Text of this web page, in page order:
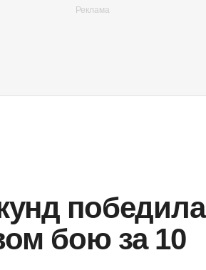
победила
бою за 10